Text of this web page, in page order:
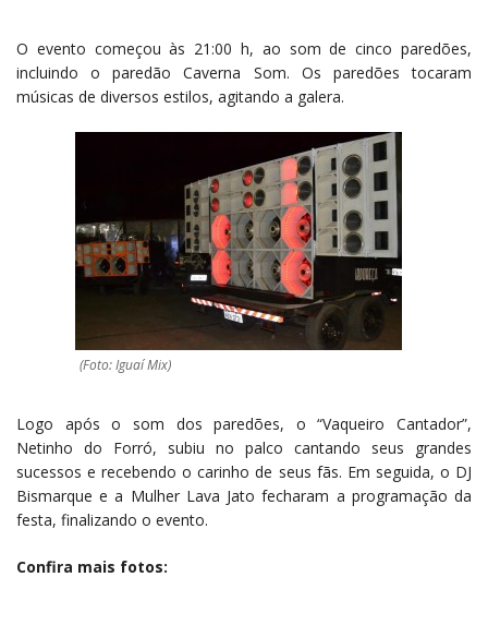
O evento começou às 21:00 h, ao som de cinco paredões,
incluindo o paredão Caverna Som. Os paredões tocaram
músicas de diversos estilos, agitando a galera.
(Foto: Iguaí Mix)
Logo após o som dos paredões, o “Vaqueiro Cantador”,
Netinho do Forró, subiu no palco cantando seus grandes
sucessos e recebendo o carinho de seus fãs. Em seguida, o DJ
Bismarque e a Mulher Lava Jato fecharam a programação da
festa, finalizando o evento.
Confira mais fotos: